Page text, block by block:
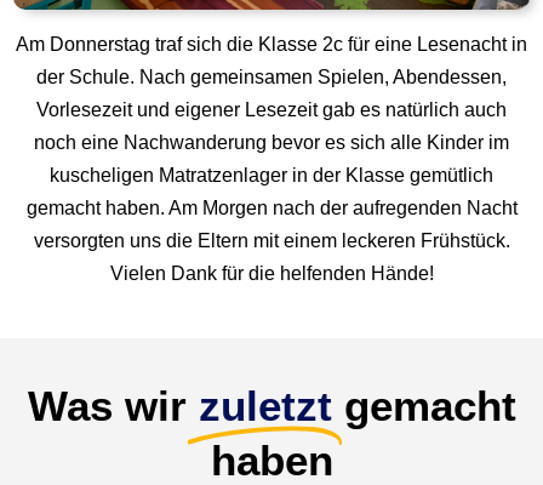
Am Donnerstag traf sich die Klasse 2c für eine Lesenacht in
der Schule. Nach gemeinsamen Spielen, Abendessen,
Vorlesezeit und eigener Lesezeit gab es natürlich auch
noch eine Nachwanderung bevor es sich alle Kinder im
kuscheligen Matratzenlager in der Klasse gemütlich
gemacht haben. Am Morgen nach der aufregenden Nacht
versorgten uns die Eltern mit einem leckeren Frühstück.
Vielen Dank für die helfenden Hände!
Was wir zuletzt gemacht
haben